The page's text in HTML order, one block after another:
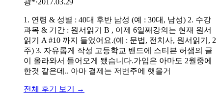
1. 연령 & 성별 : 40대 후반 남성 (예 : 30대, 남성) 2. 수강
과목 & 기간 : 원서읽기 B , 이제 6일째강의는 현재 원서
읽기 A #10 까지 들었어요.(예 : 문법, 전치사, 원서읽기, 2
주) 3. 자유롭게 작성 고등학교 밴드에 스티븐 허샘의 글
이 올라와서 들어오게 됐습니다.가입은 아마도 2월중에
한것 같은데.. 아마 결제는 저번주에 햇을거
전체 후기 보기 →